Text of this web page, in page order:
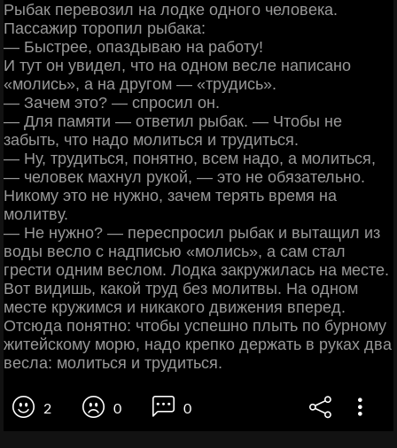
Рыбак перевозил на лодке одного человека.
Пассажир торопил рыбака:
— Быстрее, опаздываю на работу!
И тут он увидел, что на одном весле написано
«молись», а на другом — «трудись».
— Зачем это? — спросил он.
— Для памяти — ответил рыбак. — Чтобы не
забыть, что надо молиться и трудиться.
— Ну, трудиться, понятно, всем надо, а молиться,
— человек махнул рукой, — это не обязательно.
Никому это не нужно, зачем терять время на
молитву.
— Не нужно? — переспросил рыбак и вытащил из
воды весло с надписью «молись», а сам стал
грести одним веслом. Лодка закружилась на месте.
Вот видишь, какой труд без молитвы. На одном
месте кружимся и никакого движения вперед.
Отсюда понятно: чтобы успешно плыть по бурному
житейскому морю, надо крепко держать в руках два
весла: молиться и трудиться.
2 0 0